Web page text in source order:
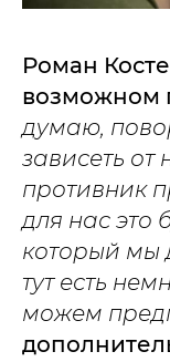
Роман
возможном
думаю,
зависеть от
противник
для нас это
который мы
тут есть
можем